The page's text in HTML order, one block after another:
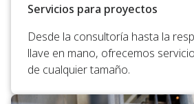
Servicios para proyectos
Desde la consultoría hasta la
llave en mano, ofrecemos
de cualquier tamaño.